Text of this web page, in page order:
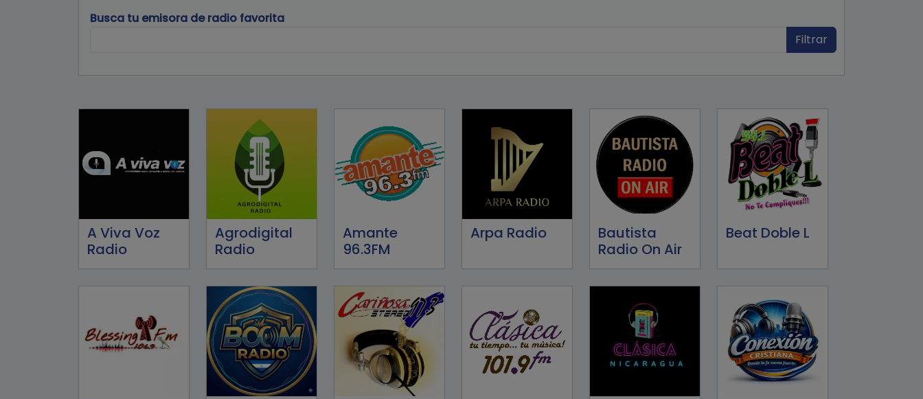
Busca tu emisora de radio favorita
Filtrar
A Viva Voz
Radio
Agrodigital
Radio
Amante
96.3FM
Arpa Radio
Bautista
Radio On Air
Beat Doble L